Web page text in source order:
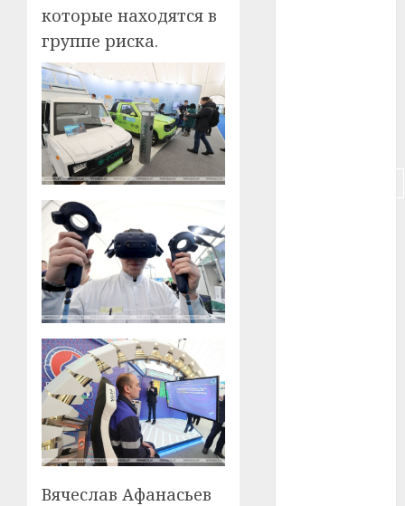
которые находятся в
группе риска.
Вячеслав Афанасьев